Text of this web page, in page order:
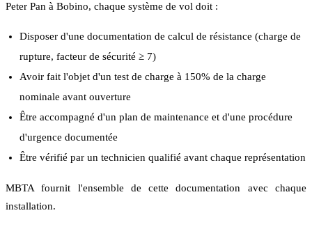
Peter Pan à Bobino, chaque système de vol doit :
Disposer d'une documentation de calcul de résistance (charge de
rupture, facteur de sécurité ≥ 7)
Avoir fait l'objet d'un test de charge à 150% de la charge
nominale avant ouverture
Être accompagné d'un plan de maintenance et d'une procédure
d'urgence documentée
Être vérifié par un technicien qualifié avant chaque représentation
MBTA fournit l'ensemble de cette documentation avec chaque
installation.